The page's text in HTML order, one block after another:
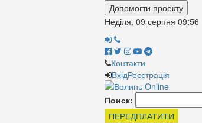
Допомогти проекту
Неділя, 09 серпня 09:56
Контакти
ВхідРеєстрація
Поиск:
ПЕРЕДПЛАТИТИ